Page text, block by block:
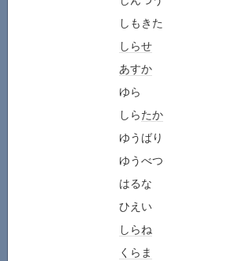
しもきた
しらせ
あすか
ゆら
しらたか
ゆうばり
ゆうべつ
はるな
ひえい
しらね
くらま